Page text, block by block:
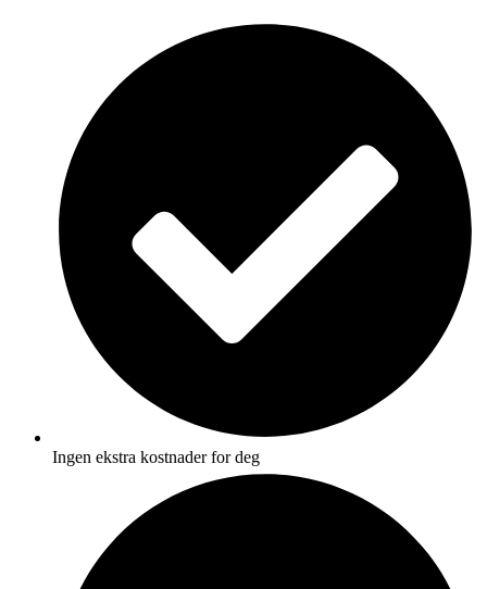
Ingen ekstra kostnader for deg